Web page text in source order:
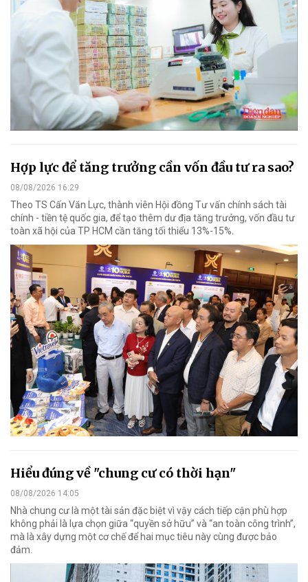
Hợp lực để tăng trưởng cần vốn đầu tư ra sao?
08/08/2026 16:29
Theo TS Cấn Văn Lực, thành viên Hội đồng Tư vấn chính sách tài
chính - tiền tệ quốc gia, để tạo thêm dư địa tăng trưởng, vốn đầu tư
toàn xã hội của TP HCM cần tăng tối thiểu 13%-15%.
Hiểu đúng về "chung cư có thời hạn"
08/08/2026 14:05
Nhà chung cư là một tài sản đặc biệt vì vậy cách tiếp cận phù hợp
không phải là lựa chọn giữa “quyền sở hữu” và “an toàn công trình”,
mà là xây dựng một cơ chế để hai mục tiêu này cùng được bảo
đảm.